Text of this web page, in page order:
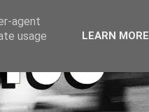
agent
usage
LEARN MORE